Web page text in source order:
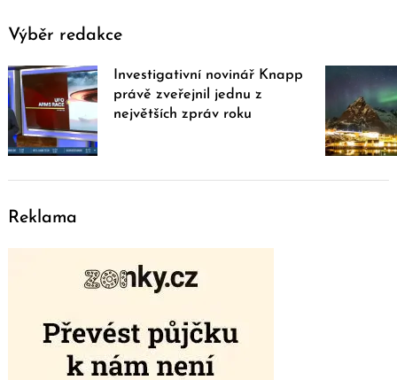
Výběr redakce
Investigativní novinář Knapp
právě zveřejnil jednu z
největších zpráv roku
Reklama